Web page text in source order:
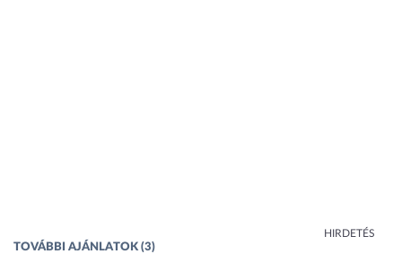
HIRDETÉS
TOVÁBBI AJÁNLATOK (3)